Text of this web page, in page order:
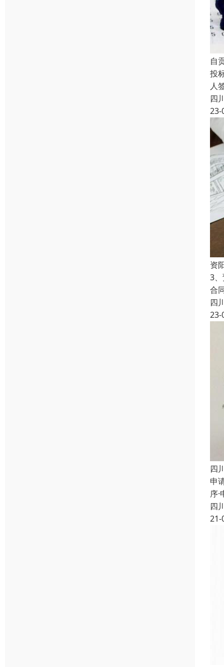
自
投
人
四
23-
资
3
合
四
23-
四
申
序
四
21-